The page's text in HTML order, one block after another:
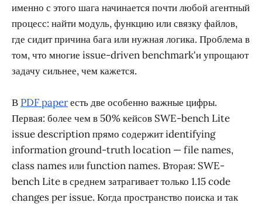
именно с этого шага начинается почти любой агентный
процесс: найти модуль, функцию или связку файлов,
где сидит причина бага или нужная логика. Проблема в
том, что многие issue-driven benchmark'и упрощают
задачу сильнее, чем кажется.
В PDF paperесть две особенно важные цифры.
Первая: более чем в 50% кейсов SWE-bench Lite
issue description прямо содержит identifying
information ground-truth location — file names,
class names или function names. Вторая: SWE-
bench Lite в среднем затрагивает только 1.15 code
changes per issue. Когда пространство поиска и так